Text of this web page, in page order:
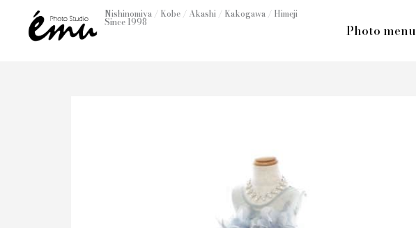
Nishinomiya / Kobe / Akashi / Kakogawa / Himeji
Since 1998 Photo menu